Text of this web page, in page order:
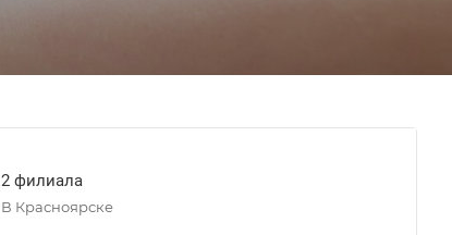
2 филиала
В Красноярске